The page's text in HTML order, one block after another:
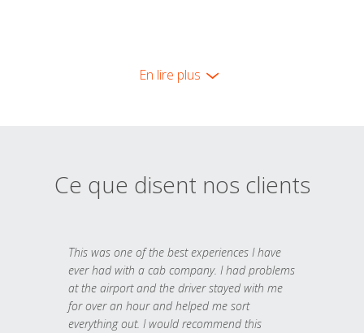
En lire plus
Ce que disent nos clients
This was one of the best experiences I have
ever had with a cab company. I had problems
at the airport and the driver stayed with me
for over an hour and helped me sort
everything out. I would recommend this